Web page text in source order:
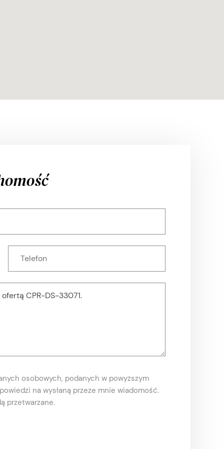
osobowych, podanych w powyższym
na wysłaną przeze mnie wiadomość.
przetwarzane.